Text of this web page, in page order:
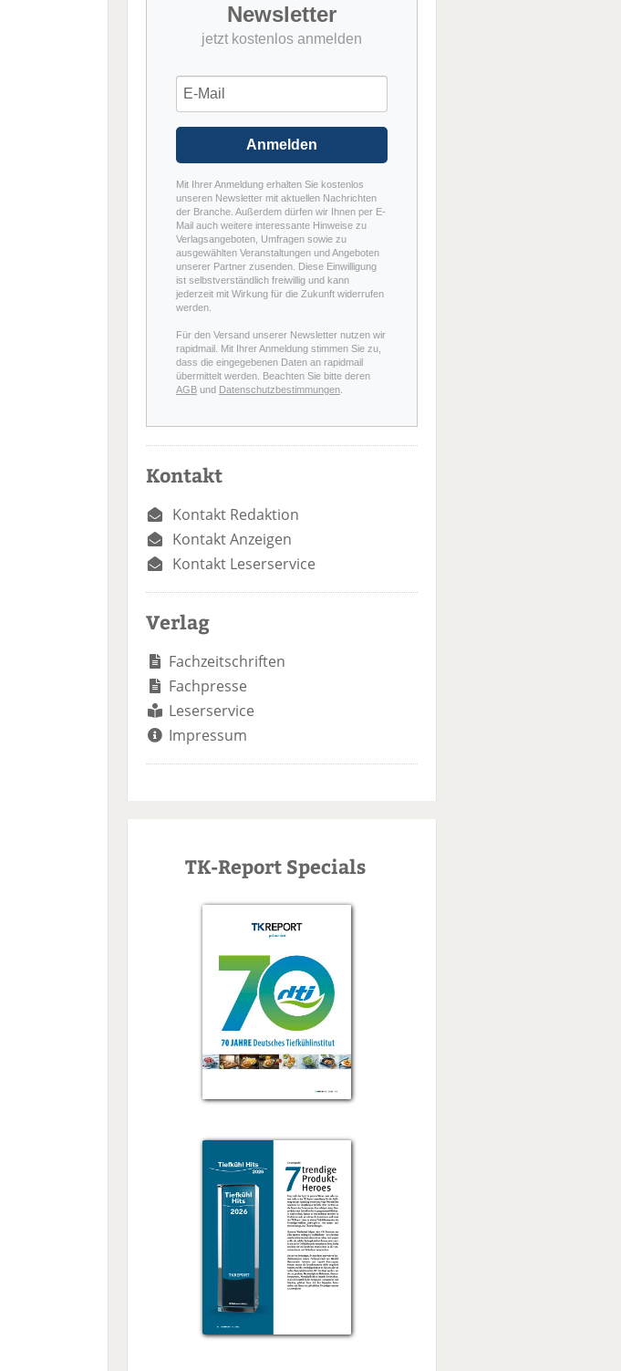
Newsletter
jetzt kostenlos anmelden
Anmelden
Mit Ihrer Anmeldung erhalten Sie kostenlos
unseren Newsletter mit aktuellen Nachrichten
der Branche. Außerdem dürfen wir Ihnen per E-
Mail auch weitere interessante Hinweise zu
Verlagsangeboten, Umfragen sowie zu
ausgewählten Veranstaltungen und Angeboten
unserer Partner zusenden. Diese Einwilligung
ist selbstverständlich freiwillig und kann
jederzeit mit Wirkung für die Zukunft widerrufen
werden.
Für den Versand unserer Newsletter nutzen wir
rapidmail. Mit Ihrer Anmeldung stimmen Sie zu,
dass die eingegebenen Daten an rapidmail
übermittelt werden. Beachten Sie bitte deren
AGB und Datenschutzbestimmungen
Kontakt
Kontakt Redaktion
Kontakt Anzeigen
Kontakt Leserservice
Verlag
Fachzeitschriften
Fachpresse
Leserservice
Impressum
TK-Report Specials